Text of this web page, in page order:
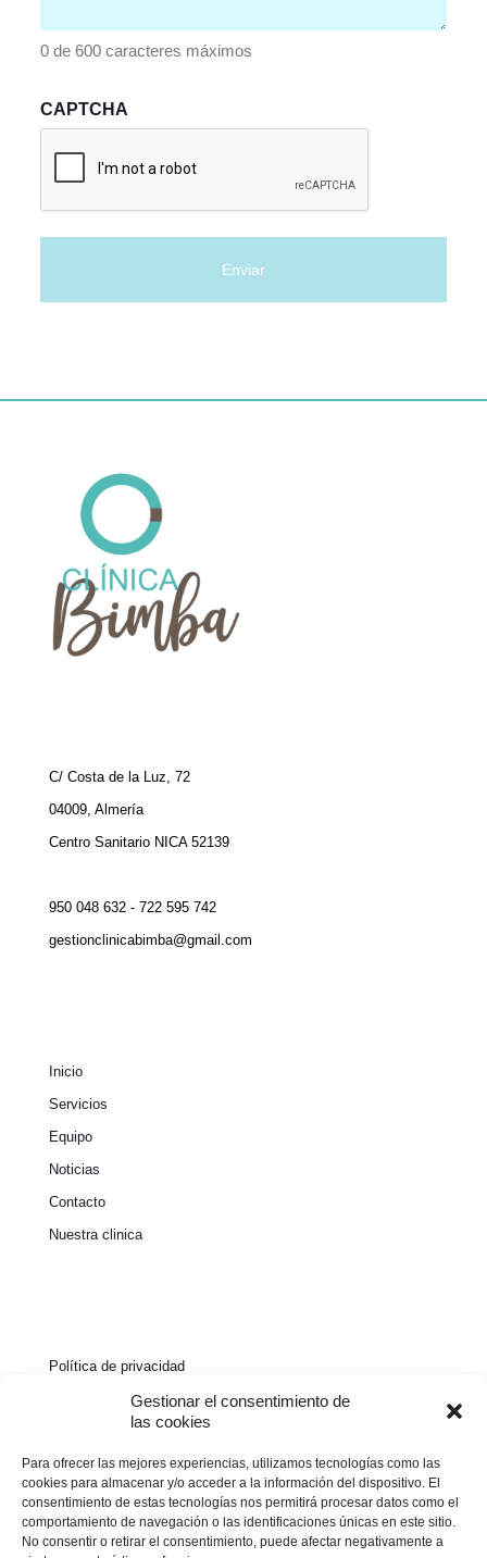
Gestionar el consentimiento de
las cookies
Para ofrecer las mejores experiencias, utilizamos tecnologías como las
cookies para almacenar y/o acceder a la información del dispositivo. El
consentimiento de estas tecnologías nos permitirá procesar datos como el
comportamiento de navegación o las identificaciones únicas en este sitio.
No consentir o retirar el consentimiento, puede afectar negativamente a
0 de 600 caracteres máximos
CAPTCHA
C/ Costa de la Luz, 72
04009, Almería
Centro Sanitario NICA 52139
950 048 632 - 722 595 742
gestionclinicabimba@gmail.com
Inicio
Servicios
Equipo
Noticias
Contacto
Nuestra clinica
Política de privacidad
Política de cookies
Declaración de accesibilidad